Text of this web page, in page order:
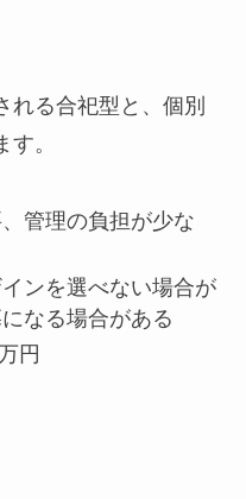
れる合祀型と、個別
。
、管理の負担が少な
インを選べない場合が
なる場合がある
円